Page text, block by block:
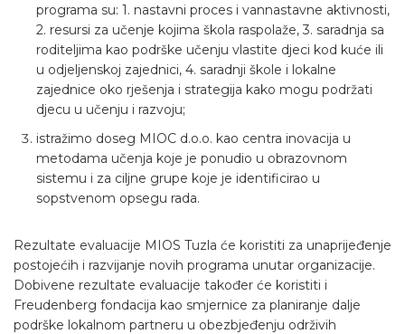
programa su: 1. nastavni proces i vannastavne aktivnosti,
2. resursi za učenje kojima škola raspolaže, 3. saradnja sa
roditeljima kao podrške učenju vlastite djeci kod kuće ili
u odjeljenskoj zajednici, 4. saradnji škole i lokalne
zajednice oko rješenja i strategija kako mogu podržati
djecu u učenju i razvoju;
istražimo doseg MIOC d.o.o. kao centra inovacija u
metodama učenja koje je ponudio u obrazovnom
sistemu i za ciljne grupe koje je identificirao u
sopstvenom opsegu rada.
Rezultate evaluacije MIOS Tuzla će koristiti za unaprijeđenje
postojećih i razvijanje novih programa unutar organizacije.
Dobivene rezultate evaluacije također će koristiti i
Freudenberg fondacija kao smjernice za planiranje dalje
podrške lokalnom partneru u obezbjeđenju održivih